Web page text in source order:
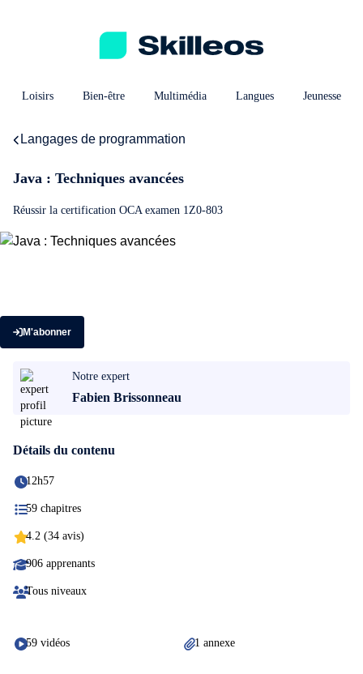
Loisirs Bien-être Multimédia Langues Jeunesse
Langages de programmation
Java : Techniques avancées
Réussir la certification OCA examen 1Z0-803
M'abonner
Notre expert
Fabien Brissonneau
Détails du contenu
12h57
59 chapitres
4.2 (34 avis)
906 apprenants
Tous niveaux
59 vidéos 1 annexe